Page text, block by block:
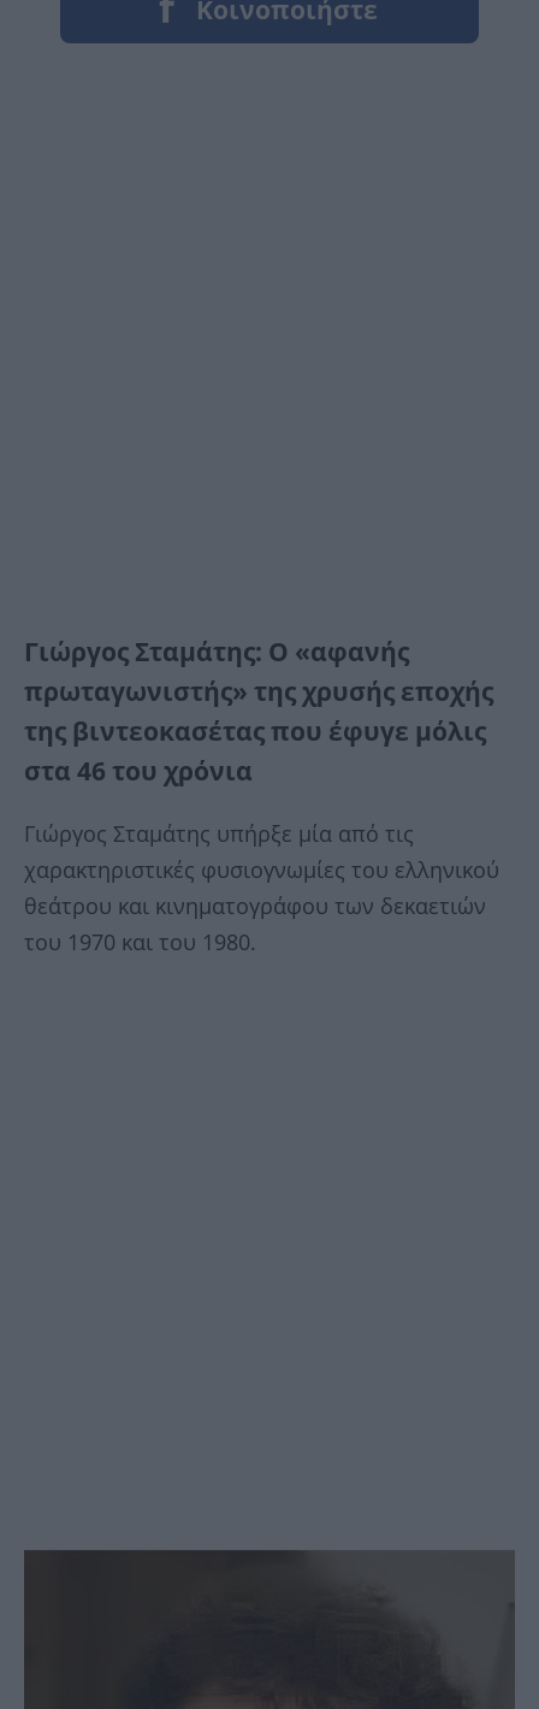
Γιώργος Σταμάτης: Ο «αφανής
πρωταγωνιστής» της χρυσής εποχής
της βιντεοκασέτας που έφυγε μόλις
στα 46 του χρόνια
Γιώργος Σταμάτης υπήρξε μία από τις
χαρακτηριστικές φυσιογνωμίες του ελληνικού
θεάτρου και κινηματογράφου των δεκαετιών
του 1970 και του 1980.